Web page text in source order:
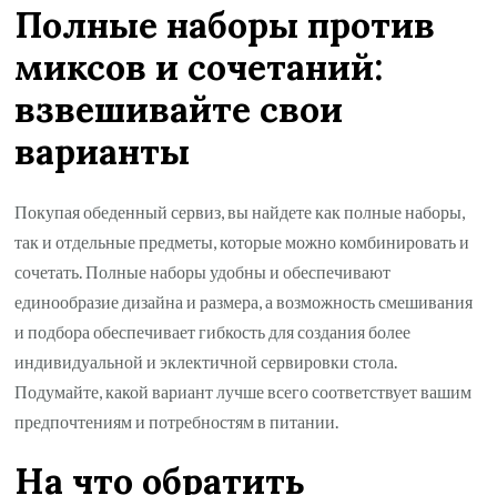
Полные наборы против
миксов и сочетаний:
взвешивайте свои
варианты
Покупая обеденный сервиз, вы найдете как полные наборы,
так и отдельные предметы, которые можно комбинировать и
сочетать. Полные наборы удобны и обеспечивают
единообразие дизайна и размера, а возможность смешивания
и подбора обеспечивает гибкость для создания более
индивидуальной и эклектичной сервировки стола.
Подумайте, какой вариант лучше всего соответствует вашим
предпочтениям и потребностям в питании.
На что обратить